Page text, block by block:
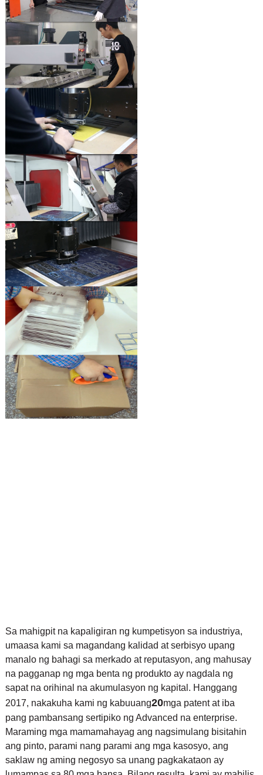
Sa mahigpit na kapaligiran ng kumpetisyon sa industriya,
umaasa kami sa magandang kalidad at serbisyo upang
manalo ng bahagi sa merkado at reputasyon, ang mahusay
na pagganap ng mga benta ng produkto ay nagdala ng
sapat na orihinal na akumulasyon ng kapital. Hanggang
2017, nakakuha kami ng kabuuang20mga patent at iba
pang pambansang sertipiko ng Advanced na enterprise.
Maraming mga mamamahayag ang nagsimulang bisitahin
ang pinto, parami nang parami ang mga kasosyo, ang
saklaw ng aming negosyo sa unang pagkakataon ay